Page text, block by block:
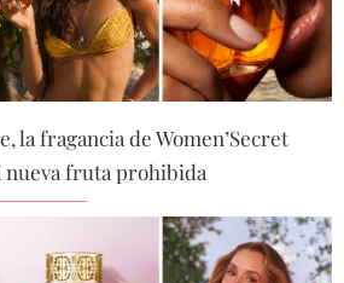
la fragancia de Women’Secret
nueva fruta prohibida